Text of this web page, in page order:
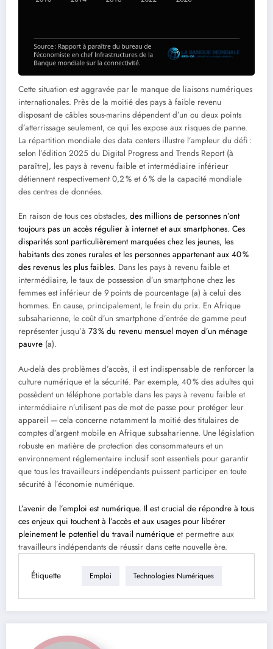
Cette situation est aggravée par le manque de liaisons numériques
internationales. Près de la moitié des pays à faible revenu
disposant de câbles sous-marins dépendent d’un ou deux points
d’atterrissage seulement, ce qui les expose aux risques de panne.
La répartition mondiale des data centers illustre l’ampleur du défi :
selon l’édition 2025 du Digital Progress and Trends Report (à
paraître), les pays à revenu faible et intermédiaire inférieur
détiennent respectivement 0,2 % et 6 % de la capacité mondiale
des centres de données.
En raison de tous ces obstacles, des millions de personnes n’ont
toujours pas un accès régulier à internet et aux smartphones. Ces
disparités sont particulièrement marquées chez les jeunes, les
habitants des zones rurales et les personnes appartenant aux 40 %
des revenus les plus faibles. Dans les pays à revenu faible et
intermédiaire, le taux de possession d’un smartphone chez les
femmes est inférieur de 9 points de pourcentage (a) à celui des
hommes. En cause, principalement, le frein du prix. En Afrique
subsaharienne, le coût d’un smartphone d’entrée de gamme peut
représenter jusqu’à 73 % du revenu mensuel moyen d’un ménage
pauvre (a).
Au-delà des problèmes d’accès, il est indispensable de renforcer la
culture numérique et la sécurité. Par exemple, 40 % des adultes qui
possèdent un téléphone portable dans les pays à revenu faible et
intermédiaire n’utilisent pas de mot de passe pour protéger leur
appareil — cela concerne notamment la moitié des titulaires de
comptes d’argent mobile en Afrique subsaharienne. Une législation
robuste en matière de protection des consommateurs et un
environnement réglementaire inclusif sont essentiels pour garantir
que tous les travailleurs indépendants puissent participer en toute
sécurité à l’économie numérique.
L’avenir de l’emploi est numérique. Il est crucial de répondre à tous
ces enjeux qui touchent à l’accès et aux usages pour libérer
pleinement le potentiel du travail numérique et permettre aux
travailleurs indépendants de réussir dans cette nouvelle ère.
Étiquette Emploi Technologies Numériques